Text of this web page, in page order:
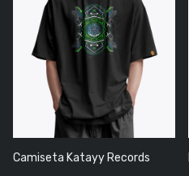
Camiseta Katayy Records